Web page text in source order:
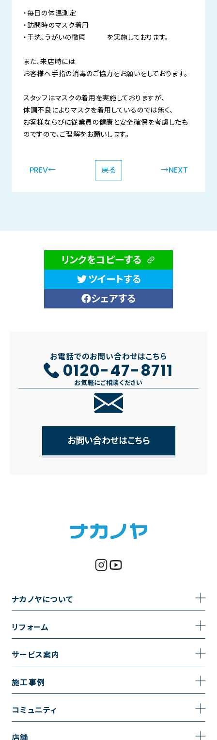
・毎日の体温測定
・訪問時のマスク着用
・手洗、うがいの徹底 を実施しております。
また、来店時には
お客様へ手指の消毒のご協力をお願いをしております。
スタッフはマスクの着用を実施しておりますが、
体調不良によりマスクを着用しているのでは無く、
お客様ならびに従業員の健康と安全確保を考慮したも
のですので、ご理解をお願いします。
PREV← 戻る →NEXT
リンクをコピーする
ツイートする
シェアする
お電話でのお問い合わせはこちら
0120-47-8711
お気軽にご相談ください
お問い合わせはこちら
ナカノヤについて
採用情報
リフォーム
トイレのリフォーム
キッチンのリフォーム
サービス案内
サービスの流れ
施工事例
施工事例一覧
コミュニティ
コミュニティ
店舗